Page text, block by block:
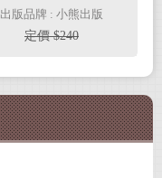
出版品牌 : 小熊出版
定價 $240